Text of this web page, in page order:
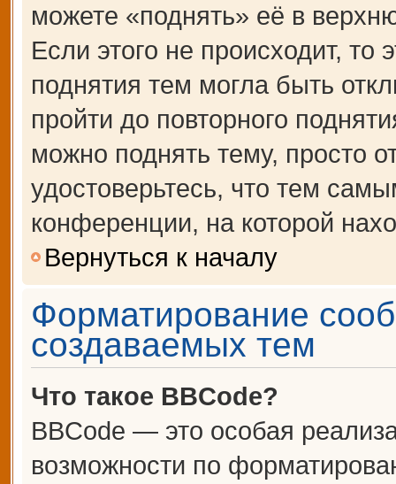
можете «поднять» её в
Если этого не происходит, то
поднятия тем могла быть
пройти до повторного
можно поднять тему, просто
удостоверьтесь, что тем
конференции, на которой
Вернуться к началу
Форматирование
создаваемых тем
Что такое BBCode?
BBCode — это особая
возможности по